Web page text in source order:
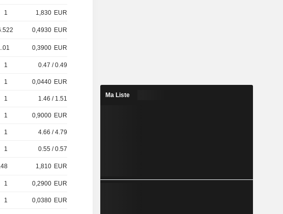
1 1,830 EUR
0,4930 EUR
0,3900 EUR
1 0.47 / 0.49
1 0,0440 EUR
1 1.46 / 1.51
1 0,9000 EUR
1 4.66 / 4.79
1 0.55 / 0.57
1,810 EUR
1 0,2900 EUR
1 0,0380 EUR
Ma Liste